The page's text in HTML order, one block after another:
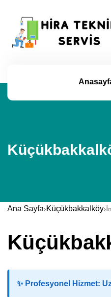
Ana Sayfa›Küçükbakkalköy›
✨ Profesyonel Hizmet: